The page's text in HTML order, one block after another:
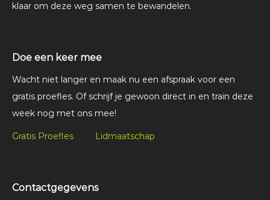
klaar om deze weg samen te bewandelen.
Doe een keer mee
Wacht niet langer en maak nu een afspraak voor een
gratis proefles. Of schrijf je gewoon direct in en train deze
week nog met ons mee!
Gratis Proefles Lidmaatschap
Contactgegevens